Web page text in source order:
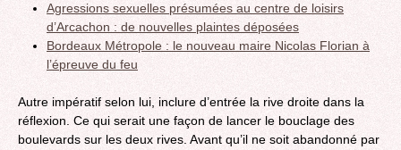
Agressions sexuelles présumées au centre de loisirs
d’Arcachon : de nouvelles plaintes déposées
Bordeaux Métropole : le nouveau maire Nicolas Florian à
l’épreuve du feu
Autre impératif selon lui, inclure d’entrée la rive droite dans la
réflexion. Ce qui serait une façon de lancer le bouclage des
boulevards sur les deux rives. Avant qu’il ne soit abandonné par